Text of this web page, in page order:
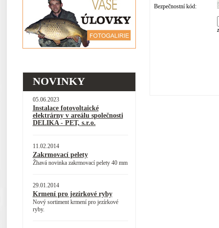
NOVINKY
05.06.2023
Instalace fotovoltaické
elektrárny v areálu společnosti
DELIKA - PET, s.r.o.
11.02.2014
Zakrmovací pelety
Žhavá novinka zakrmovací pelety 40 mm
29.01.2014
Krmení pro jezírkové ryby
Nový sortiment krmení pro jezírkové
ryby.
Bezpečnostní kód: